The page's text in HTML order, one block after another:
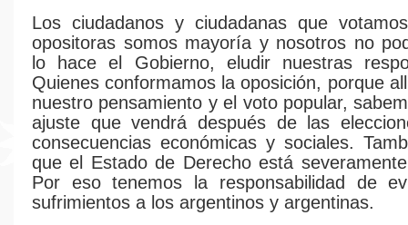
Los ciudadanos y ciudadanas que
opositoras somos mayoría y nosotros no
lo hace el Gobierno, eludir nuestras
Quienes conformamos la oposición, porque
nuestro pensamiento y el voto popular,
ajuste que vendrá después de las
consecuencias económicas y sociales.
que el Estado de Derecho está
Por eso tenemos la responsabilidad de
sufrimientos a los argentinos y argentinas.